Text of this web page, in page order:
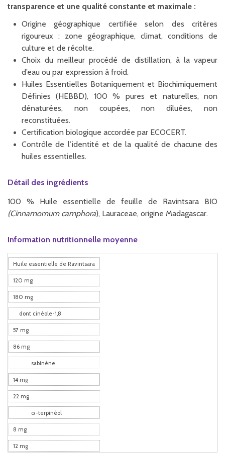
transparence et une qualité constante et maximale :
Origine géographique certifiée selon des critères
rigoureux : zone géographique, climat, conditions de
culture et de récolte.
Choix du meilleur procédé de distillation, à la vapeur
d’eau ou par expression à froid.
Huiles Essentielles Botaniquement et Biochimiquement
Définies (HEBBD), 100 % pures et naturelles, non
dénaturées, non coupées, non diluées, non
reconstituées.
Certification biologique accordée par ECOCERT.
Contrôle de l’identité et de la qualité de chacune des
huiles essentielles.
Détail des ingrédients
100 % Huile essentielle de feuille de Ravintsara BIO
(Cinnamomum camphora), Lauraceae, origine Madagascar.
Information nutritionnelle moyenne
Huile essentielle de Ravintsara
120 mg
180 mg
dont cinéole-1,8
57 mg
86 mg
sabinène
14 mg
22 mg
α-terpinéol
8 mg
12 mg